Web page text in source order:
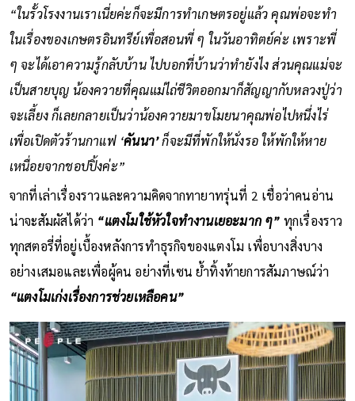
“ในรั้วโรงงานเราเนี่ยค่ะก็จะมีการทำเกษตรอยู่แล้ว คุณพ่อจะทำ
ในเรื่องของเกษตรอินทรีย์เพื่อสอนพี่ ๆ ในวันอาทิตย์ค่ะ เพราะพี่
ๆ จะได้เอาความรู้กลับบ้าน ไปบอกที่บ้านว่าทำยังไง ส่วนคุณแม่จะ
เป็นสายบุญ น้องควายที่คุณแม่ไถ่ชีวิตออกมาก็สัญญากับหลวงปู่ว่า
จะเลี้ยง ก็เลยกลายเป็นว่าน้องควายมาขโมยนาคุณพ่อไปหนึ่งไร่
เพื่อเปิดตัวร้านกาแฟ ‘คันนา’ก็จะมีที่พักให้นั่งรอ ให้พักให้หาย
เหนื่อยจากชอปปิ้งค่ะ”
จากที่เล่าเรื่องราวและความคิดจากทายาทรุ่นที่ 2 เชื่อว่าคนอ่าน
น่าจะสัมผัสได้ว่า “แตงโมใช้หัวใจทำงานเยอะมาก ๆ” ทุกเรื่องราว
ทุกสตอรี่ที่อยู่เบื้องหลังการทำธุรกิจของแตงโม เพื่อบางสิ่งบาง
อย่างเสมอและเพื่อผู้คน อย่างที่เซน ย้ำทิ้งท้ายการสัมภาษณ์ว่า
“แตงโมเก่งเรื่องการช่วยเหลือคน”